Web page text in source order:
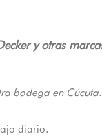
y otras
bodega en
diario.